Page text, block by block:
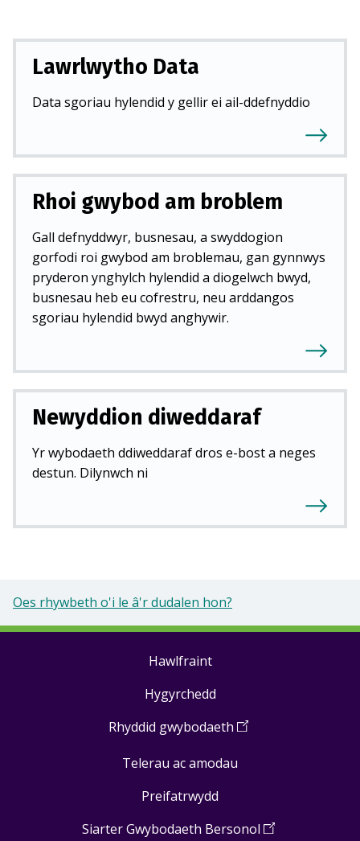
)
Lawrlwytho Data
Data sgoriau hylendid y gellir ei ail-ddefnyddio
Rhoi gwybod am broblem
Gall defnyddwyr, busnesau, a swyddogion
gorfodi roi gwybod am broblemau, gan gynnwys
pryderon ynghylch hylendid a diogelwch bwyd,
busnesau heb eu cofrestru, neu arddangos
sgoriau hylendid bwyd anghywir.
Newyddion diweddaraf
Yr wybodaeth ddiweddaraf dros e-bost a neges
destun. Dilynwch ni
Oes rhywbeth o'i le â'r dudalen hon?
Hawlfraint
Hygyrchedd
Rhyddid gwybodaeth (Open
a
Telerau ac amodau
Preifatrwydd
Siarter Gwybodaeth Bersonol (Open